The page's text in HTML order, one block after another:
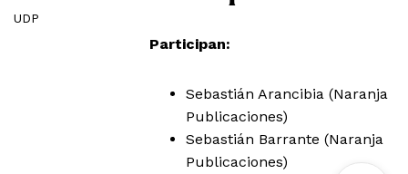
UDP
Participan:
Sebastián Arancibia (Naranja
Publicaciones)
Sebastián Barrante (Naranja
Publicaciones)